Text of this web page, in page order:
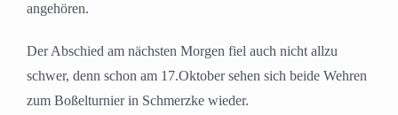
angehören.
Der Abschied am nächsten Morgen fiel auch nicht allzu
schwer, denn schon am 17.Oktober sehen sich beide Wehren
zum Boßelturnier in Schmerzke wieder.